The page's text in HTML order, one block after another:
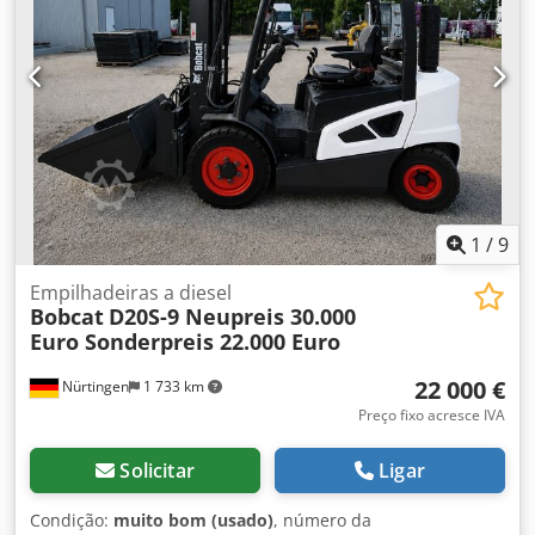
rápida mecânica Função adicional: Sem certificação ou
registo CE Sem documentação
1 /9
Nürtingen 1 733 km
Empilhadeiras a diesel
Bobcat D20S-9 Neupreis 30.000
Euro Sonderpreis 22.000 Euro
22 000 €
Preço fixo acresce IVA
Solicitar Ligar
Condição: muito bom (usado), número da